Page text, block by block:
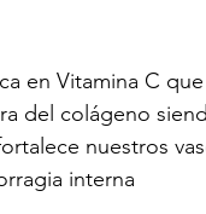
en Vitamina C que
del colágeno
nuestros
interna